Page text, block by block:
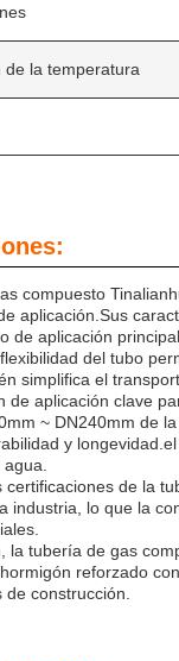
de la temperatura
compuesto
aplicación.Sus
de aplicación
del tubo
simplifica el
de aplicación clave
~ DN240mm de
y
certificaciones de la
industria, lo que la
la tubería de gas
reforzado
construcción.